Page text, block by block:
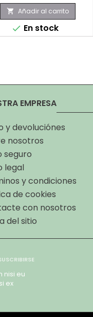
 Añadir al carrito
 En stock
EMPRESA
y devoluciónes
nosotros
seguro
legal
y condiciones
de cookies
con nosotros
del sitio
nisi eu
ex